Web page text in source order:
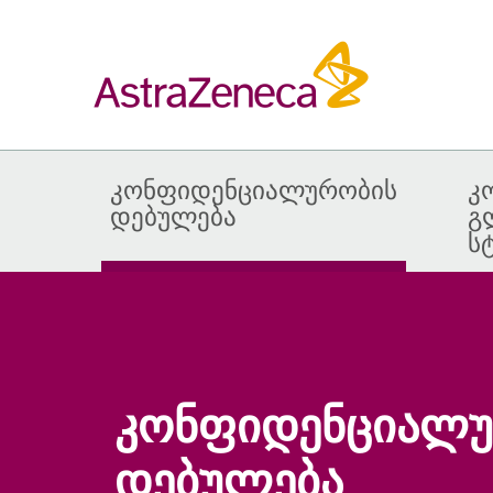
კონფიდენციალურობის
დებულება
დებულება